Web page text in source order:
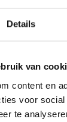
Details
van
content en
voor
te